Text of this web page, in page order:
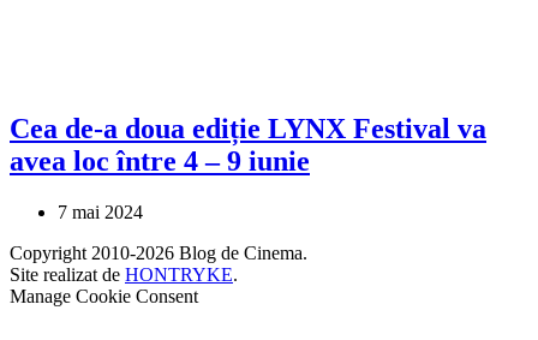
Cea de-a doua ediție LYNX Festival va
avea loc între 4 – 9 iunie
7 mai 2024
Copyright 2010-2026 Blog de Cinema.
Site realizat de HONTRYKE.
Manage Cookie Consent